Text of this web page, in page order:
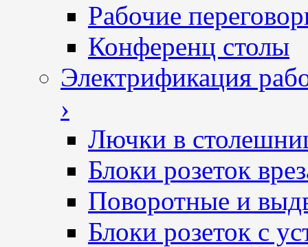
Рабочие
Конференц столы
Электрификация
›
Лючки в
Блоки розеток
Поворотные и
Блоки розеток с